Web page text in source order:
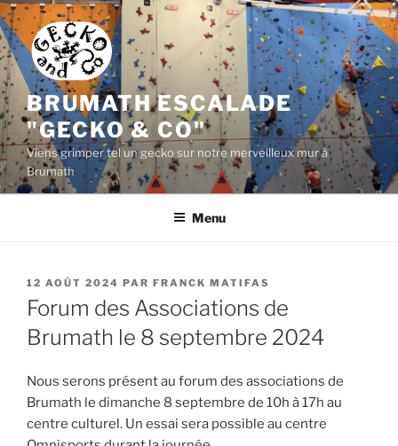
Aller
au
contenu
principal
BRUMATH ESCALADE
"GECKO & CO"
Viens grimper tel un gecko sur notre merveilleux mur à
Brumath
Menu
PUBLIÉ
LE
12 AOÛT 2024 PAR FRANCK MATIFAS
Forum des Associations de
Brumath le 8 septembre 2024
Nous serons présent au forum des associations de
Brumath le dimanche 8 septembre de 10h à 17h au
centre culturel. Un essai sera possible au centre